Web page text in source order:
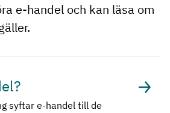
e-handel och kan läsa om
syftar e-handel till de